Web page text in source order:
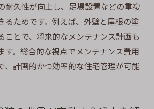
耐久性が向上し、足場設置などの重複
るためです。例えば、外壁と屋根の塗
ことで、将来的なメンテナンス計画も
す。総合的な視点でメンテナンス費用
、計画的かつ効率的な住宅管理が可能